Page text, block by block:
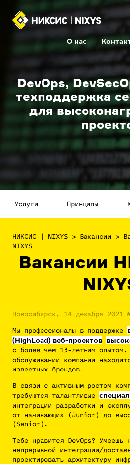
О нас
DevOps,
техподдержка
для
Услуги Принципы
НИКСИС | NIXYS > Вакансии >
NIXYS
Вакансии
Новосибирск, 14 декабря 2021 #
Мы профессионалы в поддержке
(HighLoad) веб-проектов
с более чем 13-летним опытом.
обслуживании компании
известных брендов.
В связи с активным ростом
требуются талантливые
интеграции разработки и
от начинающих (Junior) до
(Senior).
Тебе нравится DevOps? Умеешь
непрерывной интеграции/
проектировать архитектуру